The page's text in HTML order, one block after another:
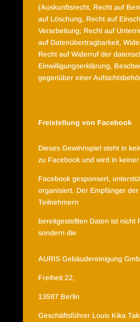
(Auskunftsrecht, Recht auf
auf Löschung, Recht auf
Verarbeitung; Recht auf
auf Datenübertragbarkeit,
Recht auf Widerruf der
Einwilligungserklärung,
gegenüber einer
Freistellung von Facebook
Dieses Gewinnspiel steht in
zu Facebook und wird in
Facebook gesponsert,
organisiert. Der Empfänger
Teilnehmern
bereitgestellten Daten ist nicht
sondern die
AURIS Gebäudereinigung
Freiheit 22,
13597 Berlin
Geschäftsführer Louis Kika